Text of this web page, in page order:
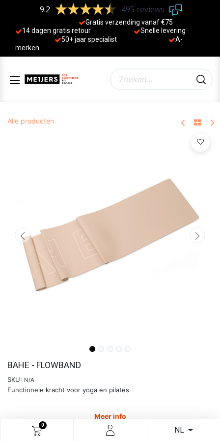
0
NL
9.2 495 reviews
Gratis verzending vanaf €75
14 dagen gratis retour
Sne lle levering
50+ jaar specialist
A-
merken
Alle producten
BAHE - FLOWBAND
SKU: N/A
Functionele kracht voor yoga en pilates
Meer info